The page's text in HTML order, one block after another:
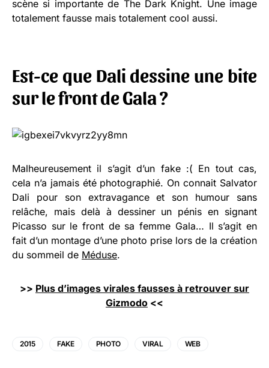
scène si importante de The Dark Knight. Une image
totalement fausse mais totalement cool aussi.
Est-ce que Dali dessine une bite
sur le front de Gala ?
Malheureusement il s’agit d’un fake :( En tout cas,
cela n’a jamais été photographié. On connait Salvator
Dali pour son extravagance et son humour sans
relâche, mais delà à dessiner un pénis en signant
Picasso sur le front de sa femme Gala… Il s’agit en
fait d’un montage d’une photo prise lors de la création
du sommeil de Méduse.
>> Plus d’images virales fausses à retrouver sur
Gizmodo <<
2015 FAKE PHOTO VIRAL WEB